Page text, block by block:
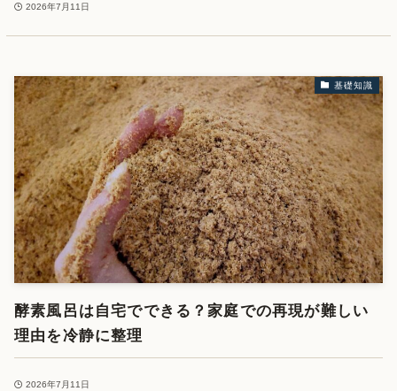
2026年7月11日
基礎知識
酵素風呂は自宅でできる？家庭での再現が難しい
理由を冷静に整理
2026年7月11日